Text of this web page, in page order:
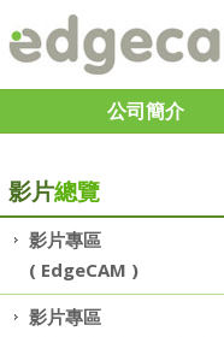
公司簡介
影片總覽
影片專區
( EdgeCAM )
影片專區